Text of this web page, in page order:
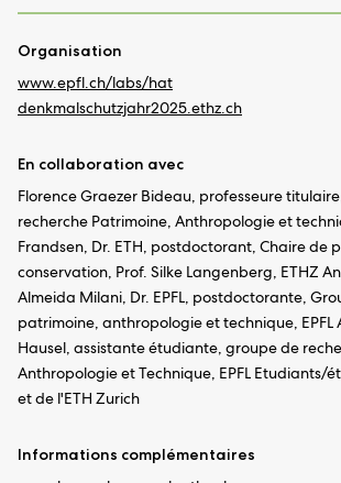
Organisation
www.epfl.ch/labs/hat
denkmalschutzjahr2025.ethz.ch
En collaboration avec
Florence Graezer Bideau, professeure
recherche Patrimoine, Anthropologie et
Frandsen, Dr. ETH, postdoctorant, Chaire de
conservation, Prof. Silke Langenberg, ETHZ
Almeida Milani, Dr. EPFL, postdoctorante,
patrimoine, anthropologie et technique, EPFL
Hausel, assistante étudiante, groupe de
Anthropologie et Technique, EPFL Etudiants/
et de l'ETH Zurich
Informations complémentaires